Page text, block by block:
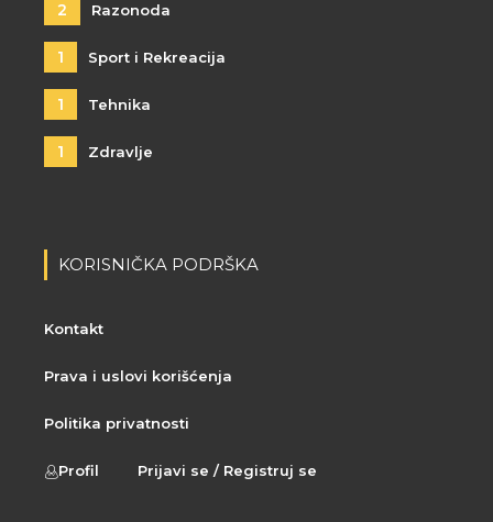
2 Razonoda
1 Sport i Rekreacija
1 Tehnika
1 Zdravlje
KORISNIČKA PODRŠKA
Kontakt
Prava i uslovi korišćenja
Politika privatnosti
Profil Prijavi se / Registruj se